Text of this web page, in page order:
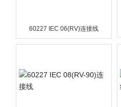
60227 IEC 06(RV)连接线